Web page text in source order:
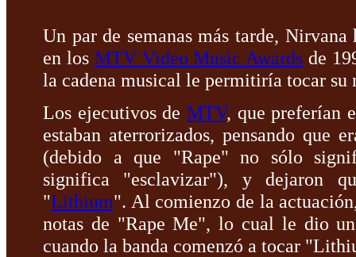
Un par de semanas más tarde,
en los MTV Video Music Awards de
la cadena musical le permitiría tocar su
Los ejecutivos de MTV, que preferían
estaban aterrorizados, pensando que
(debido a que "Rape" no sólo
significa "esclavizar"), y dejaron
"Lithium". Al comienzo de la
notas de "Rape Me", lo cual le dio
cuando la banda comenzó a tocar